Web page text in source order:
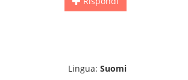
Lingua: Suomi